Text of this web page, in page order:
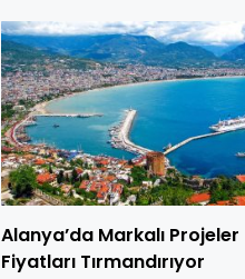
Alanya’da Markalı Projeler
Fiyatları Tırmandırıyor